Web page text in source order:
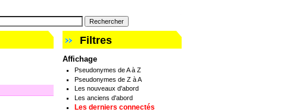
Filtres
Affichage
Pseudonymes de A à Z
Pseudonymes de Z à A
Les nouveaux d'abord
Les anciens d'abord
Les derniers connectés